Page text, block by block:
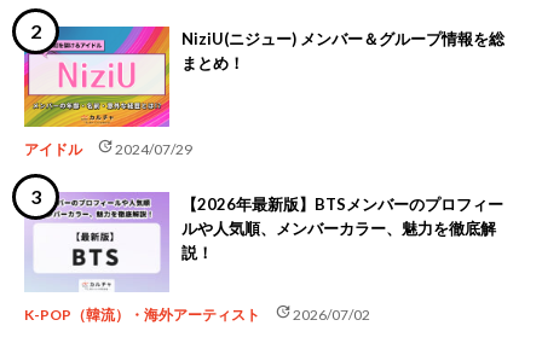
NiziU(ニジュー) メンバー＆グループ情報を総
まとめ！
アイドル update2024/07/29
【2026年最新版】BTSメンバーのプロフィー
ルや人気順、メンバーカラー、魅力を徹底解
説！
K-POP（韓流）・海外アーティスト update2026/07/02